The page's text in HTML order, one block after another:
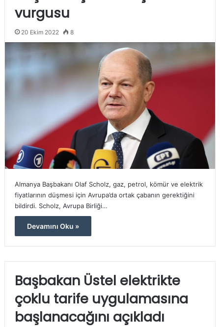
vurgusu
20 Ekim 2022 8
Almanya Başbakanı Olaf Scholz, gaz, petrol, kömür ve elektrik
fiyatlarının düşmesi için Avrupa’da ortak çabanın gerektiğini
bildirdi. Scholz, Avrupa Birliği…
Devamını Oku »
Başbakan Üstel elektrikte
çoklu tarife uygulamasına
başlanacağını açıkladı